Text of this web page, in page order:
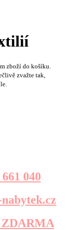
zboží do košíku.
zvažte tak,
040